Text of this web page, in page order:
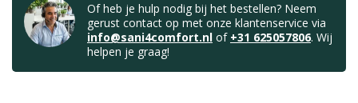
Of heb je hulp nodig bij het bestellen? Neem
gerust contact op met onze klantenservice via
info@sani4comfort.nl of +31 625057806. Wij
helpen je graag!